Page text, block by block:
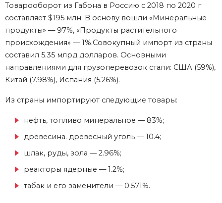
Товарооборот из Габона в Россию с 2018 по 2020 г
составляет $195 млн. В основу вошли «Минеральные
продукты» — 97%, «Продукты растительного
происхождения» — 1%.Совокупный импорт из страны
составил 5.35 млрд долларов. Основными
направлениями для грузоперевозок стали: США (59%),
Китай (7.98%), Испания (5.26%).
Из страны импортируют следующие товары:
нефть, топливо минеральное — 83%;
древесина. древесный уголь — 10.4;
шлак, руды, зола — 2.96%;
реакторы ядерные — 1.2%;
табак и его заменители — 0.571%.